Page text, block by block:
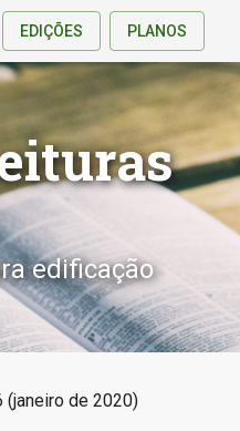
EDIÇÕES PLANOS
edificação
(janeiro de 2020)